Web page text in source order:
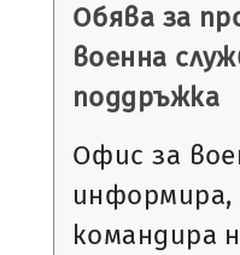
Обява за
военна
поддръжка
Офис за
информира,
командира